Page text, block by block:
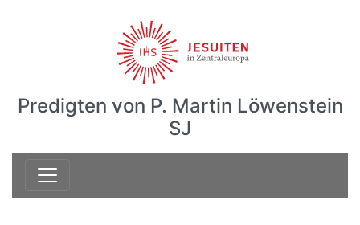
Predigten von P. Martin Löwenstein
SJ